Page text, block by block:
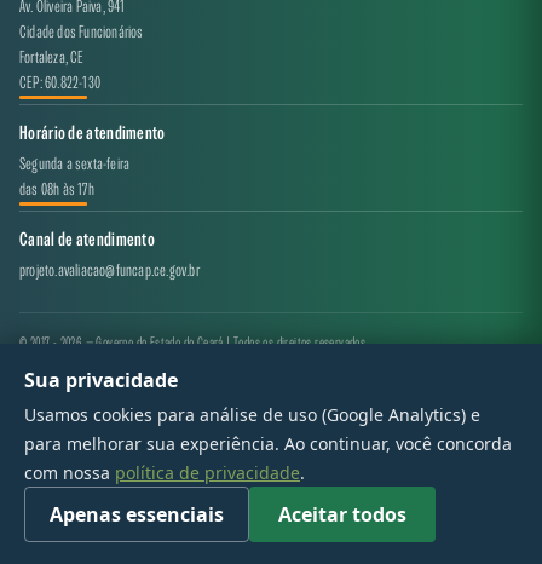
Av. Oliveira Paiva, 941
Cidade dos Funcionários
Fortaleza, CE
CEP: 60.822-130
Horário de atendimento
Segunda a sexta-feira
das 08h às 17h
Canal de atendimento
projeto.avaliacao@funcap.ce.gov.br
© 2017 - 2026 — Governo do Estado do Ceará | Todos os direitos reservados
Sua privacidade
Usamos cookies para análise de uso (Google Analytics) e
para melhorar sua experiência. Ao continuar, você concorda
com nossa política de privacidade.
Apenas essenciais Aceitar todos